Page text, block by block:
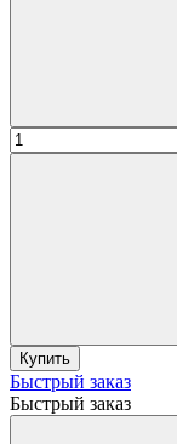
Купить
Быстрый заказ
Быстрый заказ